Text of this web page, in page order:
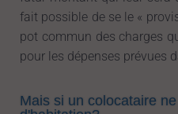
fait possible de se le «
pot commun des charges
pour les dépenses prévues
Mais si un colocataire